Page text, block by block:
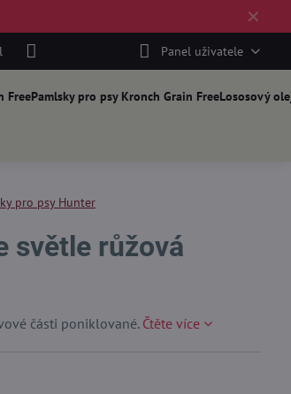
✕
Panel uživatele
FreePamlsky pro psy Kronch Grain FreeLososový
pro psy Hunter
světle růžová
části poniklované. Čtěte více